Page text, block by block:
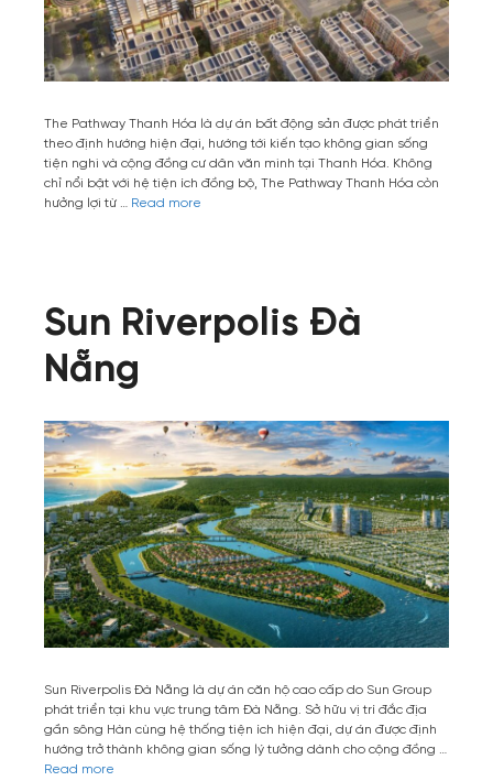
The Pathway Thanh Hóa là dự án bất động sản được phát triển
theo định hướng hiện đại, hướng tới kiến tạo không gian sống
tiện nghi và cộng đồng cư dân văn minh tại Thanh Hóa. Không
chỉ nổi bật với hệ tiện ích đồng bộ, The Pathway Thanh Hóa còn
hưởng lợi từ … Read more
Sun Riverpolis Đà
Nẵng
Sun Riverpolis Đà Nẵng là dự án căn hộ cao cấp do Sun Group
phát triển tại khu vực trung tâm Đà Nẵng. Sở hữu vị trí đắc địa
gần sông Hàn cùng hệ thống tiện ích hiện đại, dự án được định
hướng trở thành không gian sống lý tưởng dành cho cộng đồng …
Read more